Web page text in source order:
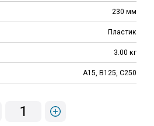
230 мм
Пластик
3.00 кг
A15, B125, C250
1